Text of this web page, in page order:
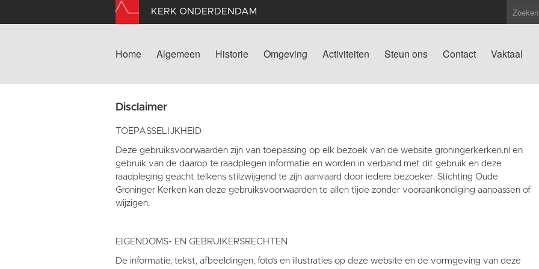
KERK ONDERDENDAM
Home Algemeen Historie Omgeving Activiteiten Steun ons Contact Vaktaal
Disclaimer
TOEPASSELIJKHEID
Deze gebruiksvoorwaarden zijn van toepassing op elk bezoek van de website groningerkerken.nl en
gebruik van de daarop te raadplegen informatie en worden in verband met dit gebruik en deze
raadpleging geacht telkens stilzwijgend te zijn aanvaard door iedere bezoeker. Stichting Oude
Groninger Kerken kan deze gebruiksvoorwaarden te allen tijde zonder vooraankondiging aanpassen of
wijzigen.
EIGENDOMS- EN GEBRUIKERSRECHTEN
De informatie, tekst, afbeeldingen, foto’s en illustraties op deze website en de vormgeving van deze